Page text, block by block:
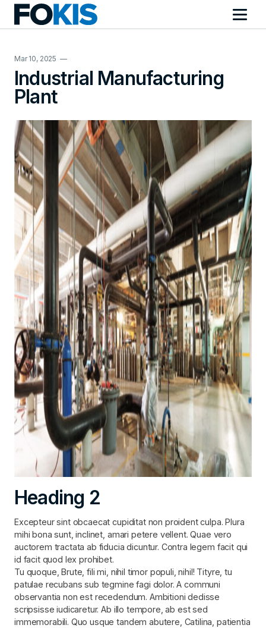
Mar 10, 2025 —
Industrial Manufacturing
Plant
Heading 2
Excepteur sint obcaecat cupiditat non proident culpa. Plura
mihi bona sunt, inclinet, amari petere vellent. Quae vero
auctorem tractata ab fiducia dicuntur. Contra legem facit qui
id facit quod lex prohibet.
Tu quoque, Brute, fili mi, nihil timor populi, nihil! Tityre, tu
patulae recubans sub tegmine fagi dolor. A communi
observantia non est recedendum. Ambitioni dedisse
scripsisse iudicaretur. Ab illo tempore, ab est sed
immemorabili. Quo usque tandem abutere, Catilina, patientia